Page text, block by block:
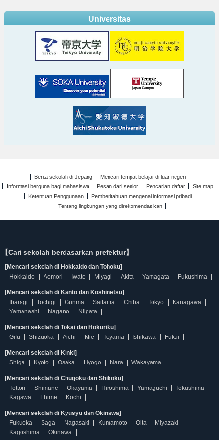
Universitas
Berita sekolah di Jepang
Mencari tempat belajar di luar negeri
Informasi berguna bagi mahasiswa
Pesan dari senior Pencarian daftar
Site map
Ketentuan Penggunaan
Pemberitahuan mengenai informasi pribadi
Tentang lingkungan yang direkomendasikan
【Cari sekolah berdasarkan prefektur】
[Mencari sekolah di Hokkaido dan Tohoku]
Hokkaido
Aomori Iwate Miyagi Akita Yamagata Fukushima
[Mencari sekolah di Kanto dan Koshinetsu]
Ibaragi
Tochigi Gunma Saitama Chiba Tokyo
Kanagawa
Yamanashi
Nagano Niigata
[Mencari sekolah di Tokai dan Hokuriku]
Gifu
Shizuoka Aichi Mie Toyama Ishikawa Fukui
[Mencari sekolah di Kinki]
Shiga
Kyoto Osaka Hyogo Nara Wakayama
[Mencari sekolah di Chugoku dan Shikoku]
Tottori
Shimane Okayama Hiroshima Yamaguchi
Tokushima
Kagawa
Ehime Kochi
[Mencari sekolah di Kyusyu dan Okinawa]
Fukuoka
Saga Nagasaki Kumamoto Oita
Miyazaki
Kagoshima
Okinawa